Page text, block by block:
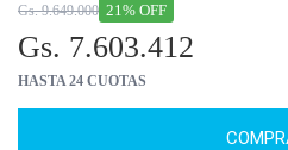
21% OFF
Gs. 9.649.000
Gs. 7.603.412
HASTA 24 CUOTAS